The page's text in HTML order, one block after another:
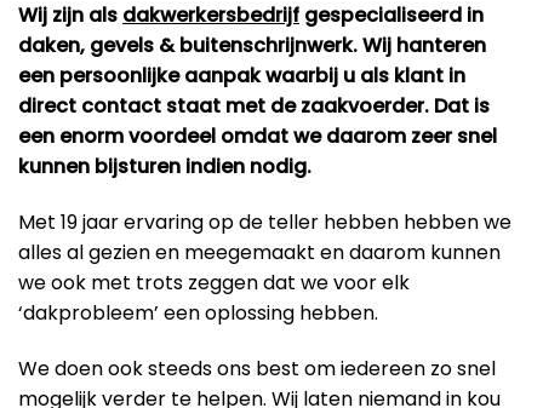
Wij zijn als dakwerkersbedrijf gespecialiseerd in
daken, gevels & buitenschrijnwerk. Wij hanteren
een persoonlijke aanpak waarbij u als klant in
direct contact staat met de zaakvoerder. Dat is
een enorm voordeel omdat we daarom zeer snel
kunnen bijsturen indien nodig.
Met 19 jaar ervaring op de teller hebben hebben we
alles al gezien en meegemaakt en daarom kunnen
we ook met trots zeggen dat we voor elk
‘dakprobleem’ een oplossing hebben.
We doen ook steeds ons best om iedereen zo snel
mogelijk verder te helpen. Wij laten niemand in kou